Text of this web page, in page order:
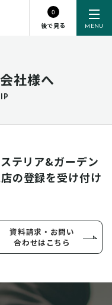
MENU
0
後で見る
社様へ
テリア&ガーデン
の登録を受け付け
資料請求・お問い
合わせはこちら